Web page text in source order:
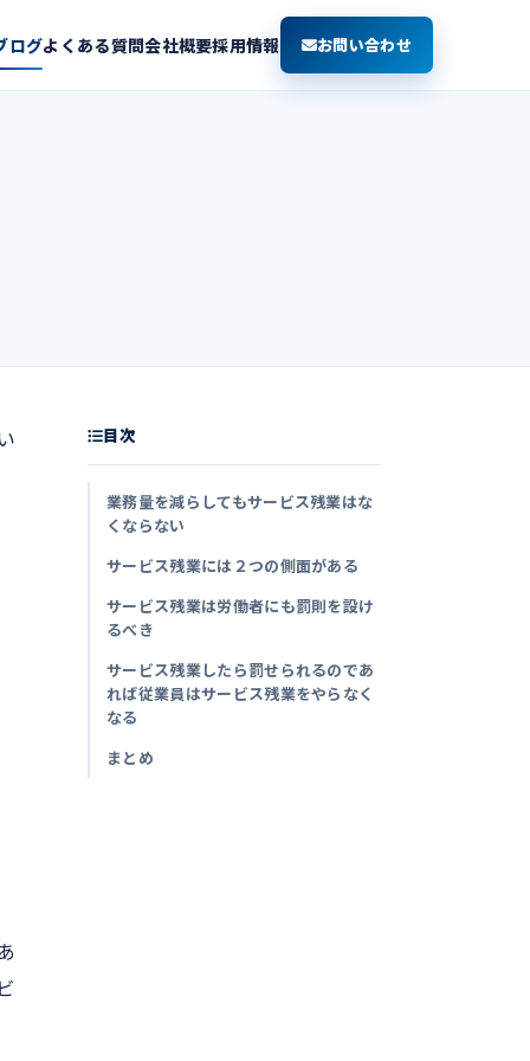
ログよくある質問会社概要採用情報 お問い合わせ
目次
業務量を減らしてもサービス残業はな
くならない
サービス残業には２つの側面がある
サービス残業は労働者にも罰則を設け
るべき
サービス残業したら罰せられるのであ
れば従業員はサービス残業をやらなく
なる
まとめ